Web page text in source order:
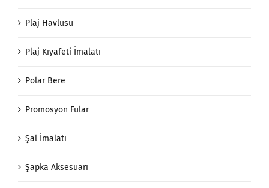
Plaj Havlusu
Plaj Kıyafeti İmalatı
Polar Bere
Promosyon Fular
Şal İmalatı
Şapka Aksesuarı